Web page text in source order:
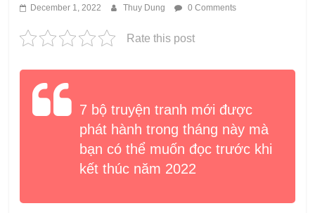
December 1, 2022 Thuy Dung 0 Comments
Rate this post
7 bộ truyện tranh mới được
phát hành trong tháng này mà
bạn có thể muốn đọc trước khi
kết thúc năm 2022